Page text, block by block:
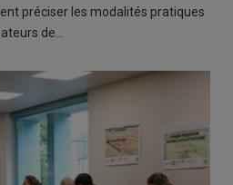
préciser les modalités pratiques
de…